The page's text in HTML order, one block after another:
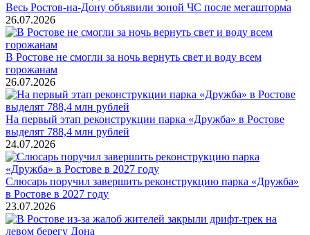
Весь Ростов-на-Дону объявили зоной ЧС после мегашторма
26.07.2026
В Ростове не смогли за ночь вернуть свет и воду всем
горожанам
26.07.2026
На первый этап реконструкции парка «Дружба» в Ростове
выделят 788,4 млн рублей
24.07.2026
Слюсарь поручил завершить реконструкцию парка «Дружба»
в Ростове в 2027 году
23.07.2026